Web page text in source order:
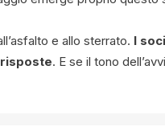
e allo sterrato. I
. E se il tono